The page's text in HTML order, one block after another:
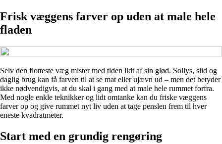
Frisk væggens farver op uden at male hele
fladen
Selv den flotteste væg mister med tiden lidt af sin glød. Sollys, slid og
daglig brug kan få farven til at se mat eller ujævn ud – men det betyder
ikke nødvendigvis, at du skal i gang med at male hele rummet forfra.
Med nogle enkle teknikker og lidt omtanke kan du friske væggens
farver op og give rummet nyt liv uden at tage penslen frem til hver
eneste kvadratmeter.
Start med en grundig rengøring